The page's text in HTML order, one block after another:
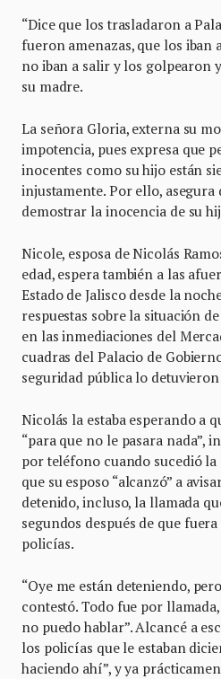
“Dice que los trasladaron a
fueron amenazas, que los iban
no iban a salir y los golpearon
su madre.
La señora Gloria, externa su
impotencia, pues expresa que
inocentes como su hijo están
injustamente. Por ello, asegura
demostrar la inocencia de su
Nicole, esposa de Nicolás
edad, espera también a las
Estado de Jalisco desde la
respuestas sobre la situación
en las inmediaciones del
cuadras del Palacio de
seguridad pública lo
Nicolás la estaba esperando a
“para que no le pasara nada”,
por teléfono cuando sucedió
que su esposo “alcanzó” a
detenido, incluso, la llamada
segundos después de que
policías.
“Oye me están deteniendo,
contestó. Todo fue por
no puedo hablar”. Alcancé a
los policías que le estaban
haciendo ahí”, y ya